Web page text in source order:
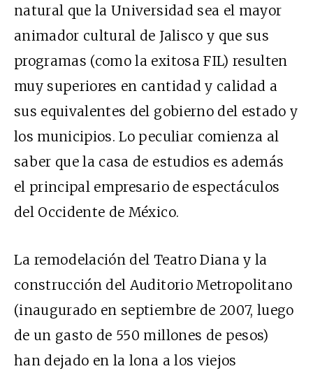
natural que la Universidad sea el mayor
animador cultural de Jalisco y que sus
programas (como la exitosa FIL) resulten
muy superiores en cantidad y calidad a
sus equivalentes del gobierno del estado y
los municipios. Lo peculiar comienza al
saber que la casa de estudios es además
el principal empresario de espectáculos
del Occidente de México.
La remodelación del Teatro Diana y la
construcción del Auditorio Metropolitano
(inaugurado en septiembre de 2007, luego
de un gasto de 550 millones de pesos)
han dejado en la lona a los viejos